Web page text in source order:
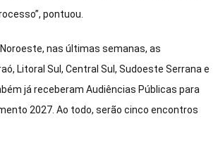
pontuou.
nas últimas semanas, as
Litoral Sul, Central Sul, Sudoeste Serrana e
já receberam Audiências Públicas para
2027. Ao todo, serão cinco encontros